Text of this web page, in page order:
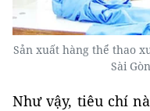
Sản xuất hàng thể thao
Sài
Như vậy, tiêu chí